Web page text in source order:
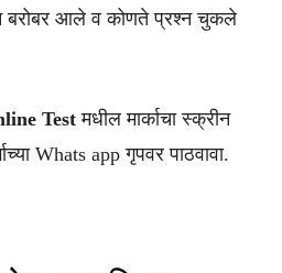
आले व कोणते प्रश्न चुकले
Test मधील मार्काचा स्क्रीन
Whats app गृपवर पाठवावा.